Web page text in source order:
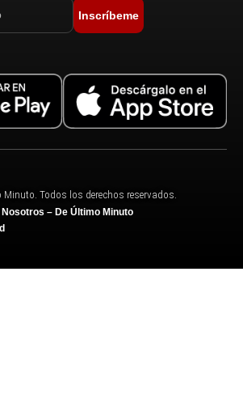
Inscríbeme
Todos los derechos reservados.
– De Último Minuto